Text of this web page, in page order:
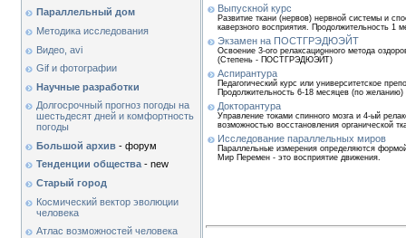
Параллельный дом
Методика исследования
Видео, avi
Gif и фотографии
Научные разработки
Долгосрочный прогноз погоды на
шестьдесят дней и комфортность
погоды
Большой архив- форум
Тенденции общества- new
Старый город
Космический вектор эволюции
человека
Атлас возможностей человека
Выпускной курс
Развитие ткани (нервов) нервной системы и
каверзного восприятия. Продолжительность 1
Экзамен на ПОСТГРЭДЮЭЙТ
Освоение 3-ого релаксационного метода
(Степень - ПОСТГРЭДЮЭЙТ)
Аспирантура
Педагогический курс или университетское
Продолжительность 6-18 месяцев (по желанию)
Докторантура
Управление токами спинного мозга и 4-ый
возможностью восстановления органической
Исследование параллельных миров
Параллельные измерения определяются
Мир Перемен - это восприятие движения.